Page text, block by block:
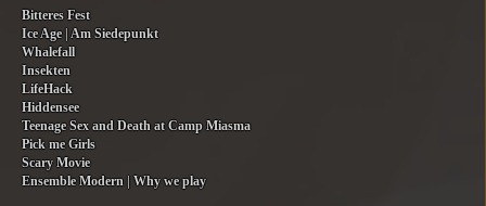
Bitteres Fest
Ice Age | Am Siedepunkt
Whalefall
Insekten
LifeHack
Hiddensee
Teenage Sex and Death at Camp Miasma
Pick me Girls
Scary Movie
Ensemble Modern | Why we play